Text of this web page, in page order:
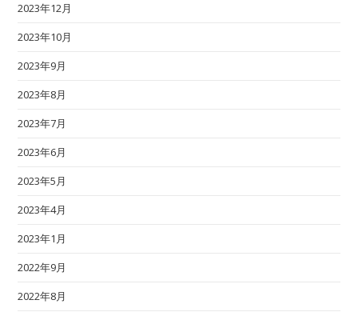
2023年12月
2023年10月
2023年9月
2023年8月
2023年7月
2023年6月
2023年5月
2023年4月
2023年1月
2022年9月
2022年8月